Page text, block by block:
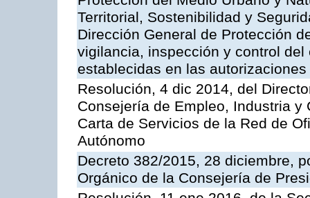
Territorial, Sostenibilidad y
Dirección General de Protección
vigilancia, inspección y control
establecidas en las
Resolución, 4 dic 2014, del
Consejería de Empleo, Industria
Carta de Servicios de la Red de
Autónomo
Decreto 382/2015, 28 diciembre,
Orgánico de la Consejería de